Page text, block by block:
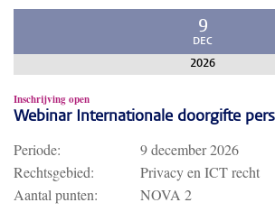
9
DEC
2026
Inschrijving open
Webinar Internationale doorgifte
Periode:
9 december 2026
Rechtsgebied:
Privacy en ICT recht
Aantal punten:
NOVA 2